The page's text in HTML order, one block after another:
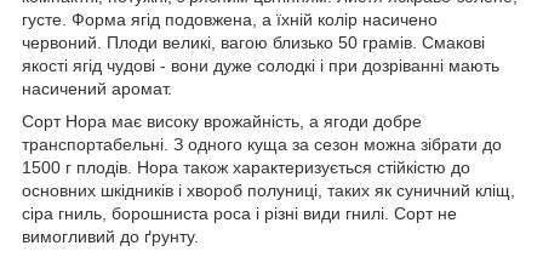
густе. Форма ягід подовжена, а їхній колір насичено
червоний. Плоди великі, вагою близько 50 грамів. Смакові
якості ягід чудові - вони дуже солодкі і при дозріванні мають
насичений аромат.
Сорт Нора має високу врожайність, а ягоди добре
транспортабельні. З одного куща за сезон можна зібрати до
1500 г плодів. Нора також характеризується стійкістю до
основних шкідників і хвороб полуниці, таких як суничний кліщ,
сіра гниль, борошниста роса і різні види гнилі. Сорт не
вимогливий до ґрунту.